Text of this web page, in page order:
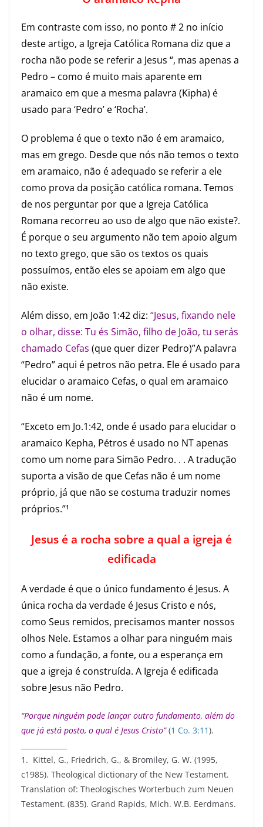
Em contraste com isso, no ponto # 2 no início
deste artigo, a Igreja Católica Romana diz que a
rocha não pode se referir a Jesus “, mas apenas a
Pedro – como é muito mais aparente em
aramaico em que a mesma palavra (Kipha) é
usado para ‘Pedro’ e ‘Rocha’.
O problema é que o texto não é em aramaico,
mas em grego. Desde que nós não temos o texto
em aramaico, não é adequado se referir a ele
como prova da posição católica romana. Temos
de nos perguntar por que a Igreja Católica
Romana recorreu ao uso de algo que não existe?.
É porque o seu argumento não tem apoio algum
no texto grego, que são os textos os quais
possuímos, então eles se apoiam em algo que
não existe.
Além disso, em João 1:42 diz: “Jesus, fixando nele
o olhar, disse: Tu és Simão, filho de João, tu serás
chamado Cefas (que quer dizer Pedro)”A palavra
“Pedro” aqui é petros não petra. Ele é usado para
elucidar o aramaico Cefas, o qual em aramaico
não é um nome.
“Exceto em Jo.1:42, onde é usado para elucidar o
aramaico Kepha, Pétros é usado no NT apenas
como um nome para Simão Pedro. . . A tradução
suporta a visão de que Cefas não é um nome
próprio, já que não se costuma traduzir nomes
próprios.”1
Jesus é a rocha sobre a qual a igreja é
edificada
A verdade é que o único fundamento é Jesus. A
única rocha da verdade é Jesus Cristo e nós,
como Seus remidos, precisamos manter nossos
olhos Nele. Estamos a olhar para ninguém mais
como a fundação, a fonte, ou a esperança em
que a igreja é construída. A Igreja é edificada
sobre Jesus não Pedro.
“Porque ninguém pode lançar outro fundamento, além do
que já está posto, o qual é Jesus Cristo”(1 Co. 3:11).
1. Kittel, G., Friedrich, G., & Bromiley, G. W. (1995,
c1985). Theological dictionary of the New Testament.
Translation of: Theologisches Worterbuch zum Neuen
Testament. (835). Grand Rapids, Mich. W.B. Eerdmans.